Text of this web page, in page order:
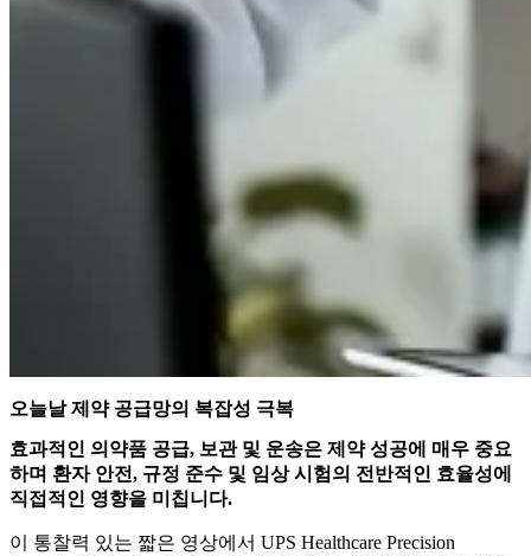
오늘날 제약 공급망의 복잡성 극복
효과적인 의약품 공급, 보관 및 운송은 제약 성공에 매우 중요
하며 환자 안전, 규정 준수 및 임상 시험의 전반적인 효율성에
직접적인 영향을 미칩니다.
이 통찰력 있는 짧은 영상에서 UPS Healthcare Precision